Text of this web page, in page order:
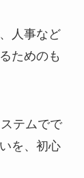
人事など
ためのも
テムでで
を、初心